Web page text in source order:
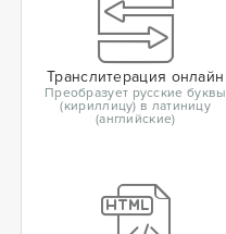
Транслитерация онлайн
Преобразует русские буквы
(кириллицу) в латиницу
(английские)